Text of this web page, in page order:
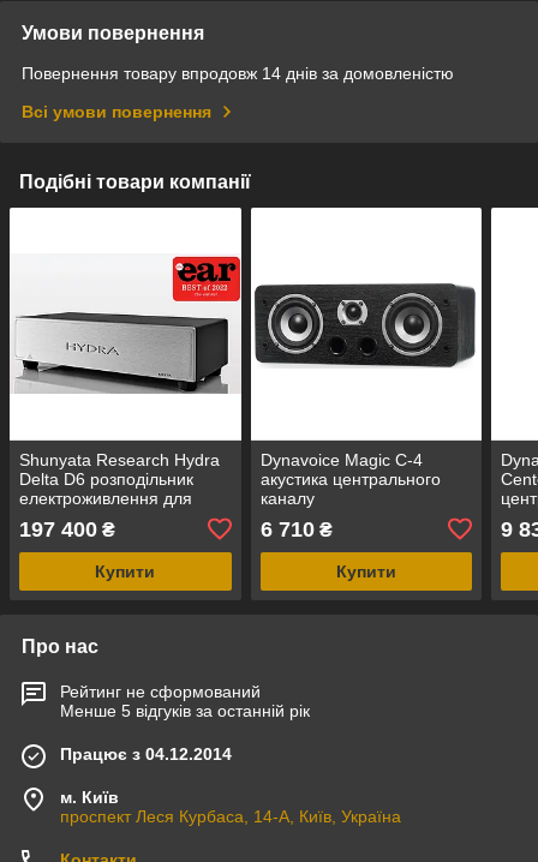
Умови повернення
Повернення товару впродовж 14 днів за домовленістю
Всі умови повернення
Подібні товари компанії
Shunyata Research Hydra
Delta D6 розподільник
електроживлення для
197 400 ₴
Купити
Dynavoice Magic C-4
акустика центрального
каналу
6 710₴
Купити
9
Про нас
Рейтинг не сформований
Менше 5 відгуків за останній рік
Працює з 04.12.2014
м. Київ
проспект Леся Курбаса, 14-А, Київ, Україна